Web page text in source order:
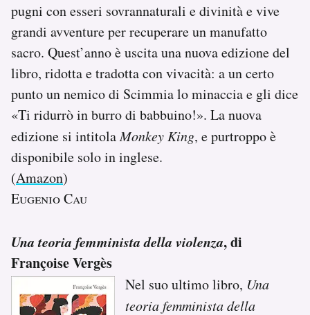
pugni con esseri sovrannaturali e divinità e vive
grandi avventure per recuperare un manufatto
sacro. Quest’anno è uscita una nuova edizione del
libro, ridotta e tradotta con vivacità: a un certo
punto un nemico di Scimmia lo minaccia e gli dice
«Ti ridurrò in burro di babbuino!». La nuova
edizione si intitolaMonkey King, e purtroppo è
disponibile solo in inglese.
(Amazon)
Eugenio Cau
Una teoria femminista della violenza, di
Françoise Vergès
Nel suo ultimo libro, Una
teoria femminista della